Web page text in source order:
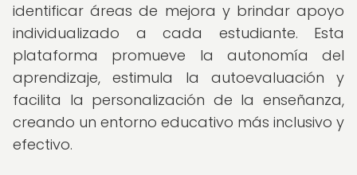
identificar áreas de mejora y brindar apoyo
individualizado a cada estudiante. Esta
plataforma promueve la autonomía del
aprendizaje, estimula la autoevaluación y
facilita la personalización de la enseñanza,
creando un entorno educativo más inclusivo y
efectivo.